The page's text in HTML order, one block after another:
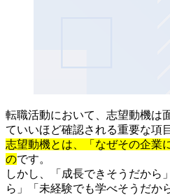
転職活動において、志望動機は
ていいほど確認される重要な項
志望動機とは、「なぜその企業
のです。
しかし、「成長できそうだから
ら」「未経験でも学べそうだか